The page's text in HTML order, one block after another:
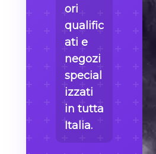
ori
qualific
ati e
negozi
special
izzati
in tutta
Italia.